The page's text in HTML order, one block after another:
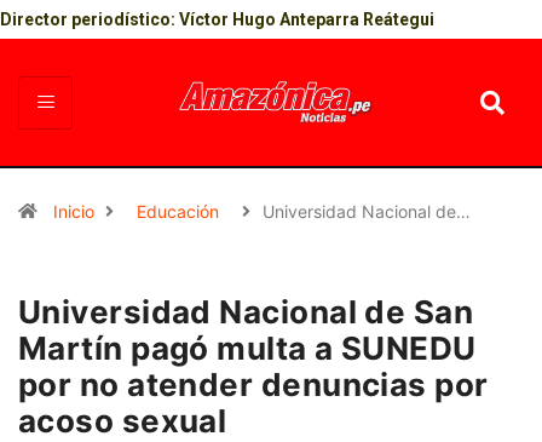
Director periodístico: Víctor Hugo Anteparra Reátegui
Inicio Educación Universidad Nacional de…
Universidad Nacional de San
Martín pagó multa a SUNEDU
por no atender denuncias por
acoso sexual